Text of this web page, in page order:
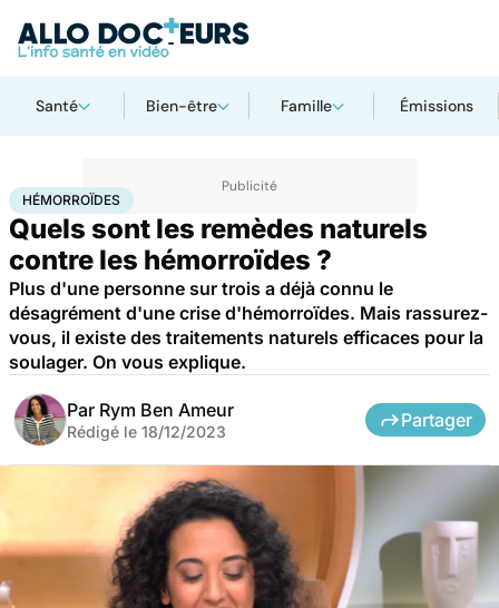
Santé Bien-être Famille Émissions
AccueilSantéBobos du quotidien Hémorroïdes
HÉMORROÏDES
Quels sont les remèdes naturels
contre les hémorroïdes ?
Plus d'une personne sur trois a déjà connu le
désagrément d'une crise d'hémorroïdes. Mais rassurez-
vous, il existe des traitements naturels efficaces pour la
soulager. On vous explique.
Par Rym Ben Ameur
Rédigé le 18/12/2023
Partager